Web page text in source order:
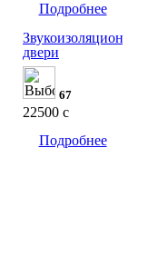
Подробнее
Звукоизоляционные
двери
67
22500 c
Подробнее